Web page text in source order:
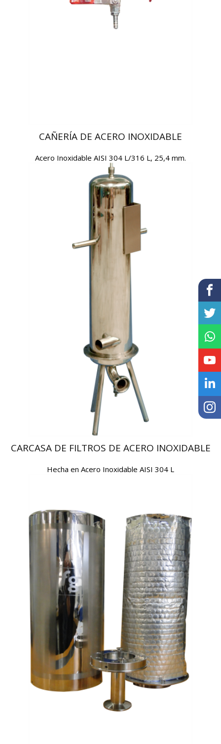
CAÑERÍA DE ACERO INOXIDABLE
Acero Inoxidable AISI 304 L/316 L, 25,4 mm.
CARCASA DE FILTROS DE ACERO INOXIDABLE
Hecha en Acero Inoxidable AISI 304 L